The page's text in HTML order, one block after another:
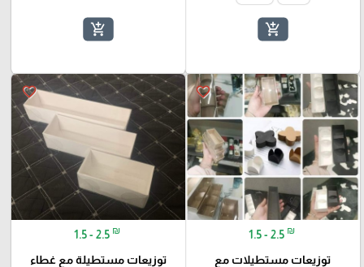
add_shopping_cart
add_shopping_cart
favorite_border
1.5 - 2.5 ₪
توزيعات مستطيلات مع
favorite_border
1.5 - 2.5 ₪
توزيعات مستطيلة مع غطاء